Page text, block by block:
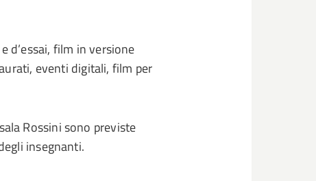
d’essai, film in versione
eventi digitali, film per
Rossini sono previste
insegnanti.